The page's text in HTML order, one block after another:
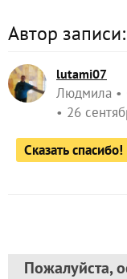
Автор записи:
lutami07
Людмила
26
Сказать спасибо!
Пожалуйста,